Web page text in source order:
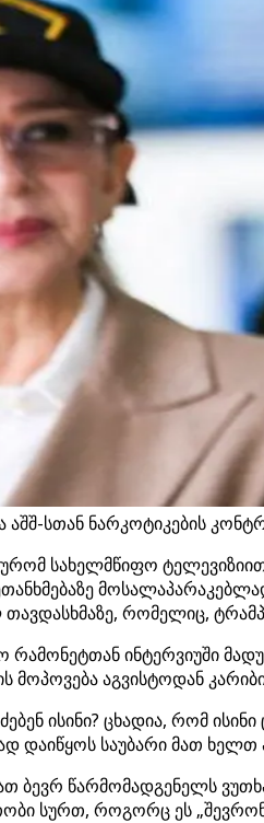
სთან ნარკოტიკების
სახელმწიფო
რომელიც,
რამონეტთან ინტერვიუში
მოპოვება აგვისტოდან
ისინი? ცხადია, რომ
საუბარი მათ ხელთ
ბევრ წარმომადგენელს
სურთ, როგორც ეს